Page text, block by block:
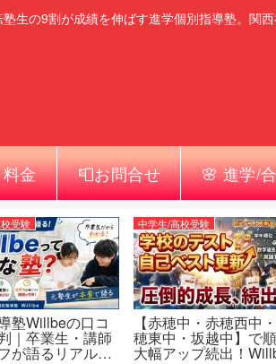
生の9割が成績を伸ばす進学個別指導塾。関
金 📮お問合せ 🌸 進学/
受験
塾Willbeの口コ
｜卒業生・講師
が語るリアルな
中学生/高校受験
【赤穂中・赤穂西中
穂東中・坂越中】で
大幅アップ続出！